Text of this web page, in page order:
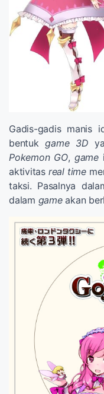
Gadis-gadis manis
bentukgame 3D
Pokemon GO, game
aktivitas real time
taksi. Pasalnya
dalam gameakan